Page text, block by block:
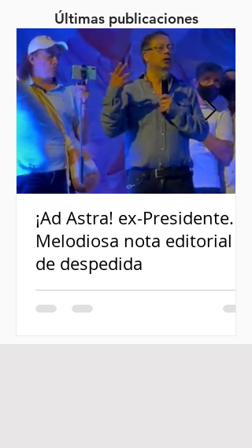
Últimas publicaciones
¡Ad Astra! ex-Presidente.
Melodiosa nota editorial
de despedida